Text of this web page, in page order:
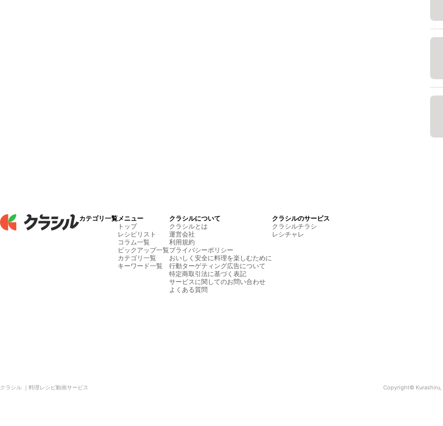
カテゴリ一覧メニュー
トップ
レシピリスト
コラム一覧
ピックアップ一覧
カテゴリ一覧
キーワード一覧
クラシルについて
クラシルとは
運営会社
利用規約
プライバシーポリシー
おいしく安全に料理を楽しむために
行動ターゲティング広告について
特定商取引法に基づく表記
サービスに関してのお問い合わせ
よくある質問
クラシルのサービス
クラシルチラシ
レシチャレ
クラシル ｜料理レシピ動画サービス Copyright© Kurashiru,